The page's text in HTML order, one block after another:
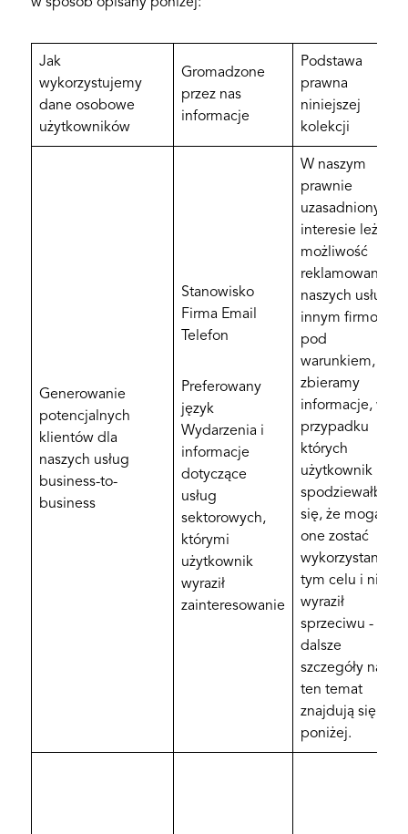
Jak
wykorzystujemy
dane osobowe
użytkowników
Gromadzone
przez nas
informacje
Podstawa
prawna
niniejszej
kolekcji
Generowanie
potencjalnych
klientów dla
naszych usług
business-to-
business
Stanowisko
Firma Email
Telefon
Preferowany
język
Wydarzenia i
informacje
dotyczące
usług
sektorowych,
którymi
użytkownik
wyraził
zainteresowanie
W naszym
prawnie
uzasadnionym
interesie leży
możliwość
reklamowania
naszych usług
innym firmom,
pod
warunkiem, że
zbieramy
informacje, w
przypadku
których
użytkownik
spodziewałby
się, że mogą
one zostać
wykorzystane w
tym celu i nie
wyraził
sprzeciwu -
dalsze
szczegóły na
ten temat
znajdują się
poniżej.